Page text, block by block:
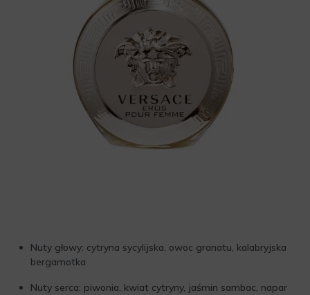
Nuty głowy: cytryna sycylijska, owoc granatu, kalabryjska
bergamotka
Nuty serca: piwonia, kwiat cytryny, jaśmin sambac, napar